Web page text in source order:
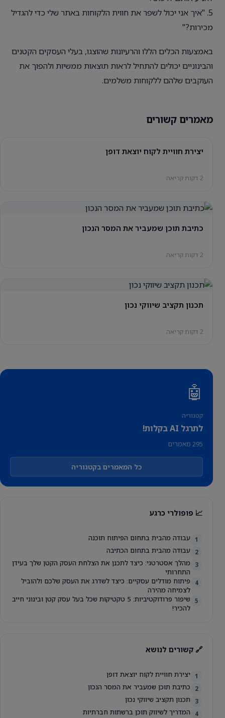
5. "איך אני יכול לשפר את חווית הלקוחות באתר שלי כדי להגדיל
מכירות?"
באמצעות הכלים הללו והרעיונות שהוצגו, בעלי העסקים הקטנים
והבינוניים יכולים להתחיל לראות תוצאות ממשיות ולהפוך את
העוקבים שלהם ללקוחות משלמים.
מאמרים קשורים
יצירת חוויית לקוח יוצאת דופן
2 דקות קריאה
כתיבת תוכן שמעביר את המסר הנכון
2 דקות קריאה
תכנון תקציב שיווקי נכון
2 דקות קריאה
🤖
קטגוריה
לתרגל AI בקלות!
295 מאמרים
כל המאמרים בקטגוריה
📈 פופולרי כרגע
1 עבודה מהבית בתחום הפיתוח תוכנה
2 עבודה מהבית בתחום הכתיבה
3
מהלך אסטרטגי: כיצד לתכנן את הצלחת העסק הקטן שלך בעידן
התחרותי
4
פיתוח מודלים עסקיים: כיצד לשדרג את העסק שלכם ולהוביל
לצמיחה מהירה
5
שיפור פרודוקטיביות: 5 טקטיקות שכל בעל עסק קטן ובינוני חייב
להכיר!
🔗 קשורים לנושא
1 יצירת חוויית לקוח יוצאת דופן
2 כתיבת תוכן שמעביר את המסר הנכון
3 תכנון תקציב שיווקי נכון
4 המדריך לשיווק תוכן ברשתות חברתיות